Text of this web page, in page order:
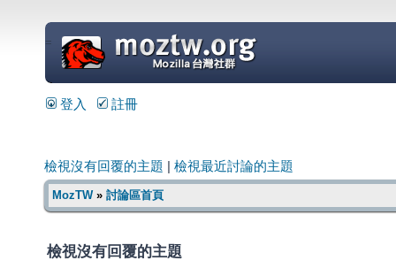
=
登入 註冊
檢視沒有回覆的主題 檢視最近討論的主題
MozTW» 討論區首頁
檢視沒有回覆的主題